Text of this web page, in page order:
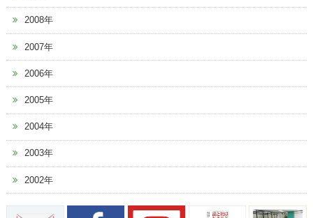
2008年
2007年
2006年
2005年
2004年
2003年
2002年